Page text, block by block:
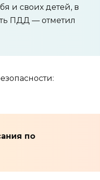
и своих детей, в
ПДД — отметил
по